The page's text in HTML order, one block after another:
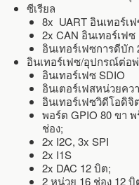
ซีเรียล
8x UART อินเทอร์เ
2x CAN อินเทอร์เฟซ
อินเทอร์เฟซการดีบัก
อินเทอร์เฟซ/อุปกรณ์ต่อ
อินเทอร์เฟซ SDIO
อินเตอร์เฟสหน่วยคว
อินเทอร์เฟซวิดีโอดิจิ
พอร์ต GPIO 80 ขา
ช่อง;
2x I2C, 3x SPI
2x I1S
2x DAC 12 บิต;
2 หน่วย 16 ช่อง 12 บิ